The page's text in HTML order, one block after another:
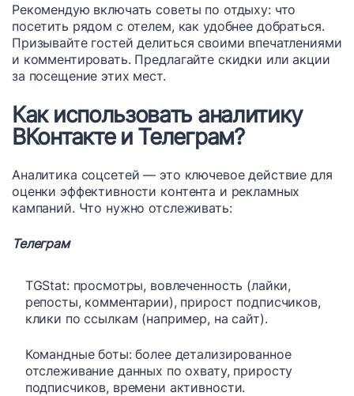
Рекомендую включать советы по отдыху: что
посетить рядом с отелем, как удобнее добраться.
Призывайте гостей делиться своими впечатлениями
и комментировать. Предлагайте скидки или акции
за посещение этих мест.
Как использовать аналитику
ВКонтакте и Телеграм?
Аналитика соцсетей — это ключевое действие для
оценки эффективности контента и рекламных
кампаний. Что нужно отслеживать:
Телеграм
TGStat: просмотры, вовлеченность (лайки,
репосты, комментарии), прирост подписчиков,
клики по ссылкам (например, на сайт).
Командные боты: более детализированное
отслеживание данных по охвату, приросту
подписчиков, времени активности.